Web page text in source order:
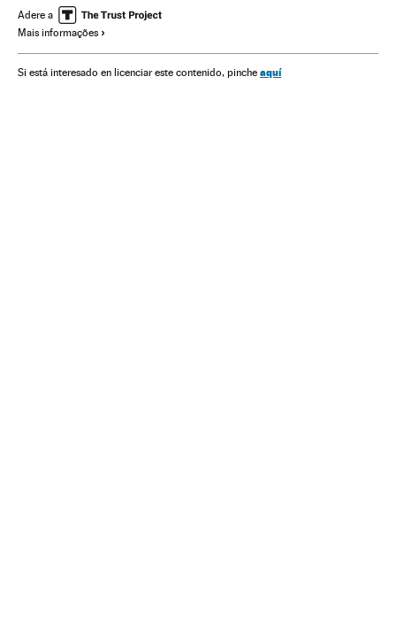
Assassinatos América do Norte
Acontecimentos
América Justiça Sociedade
Adere a
Mais informações
Si está interesado en licenciar este contenido, pinche aquí